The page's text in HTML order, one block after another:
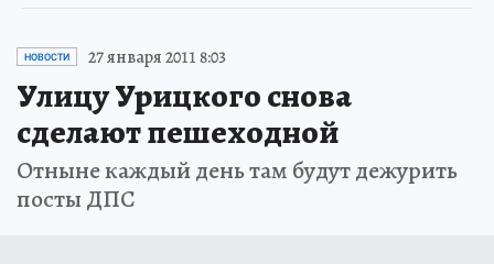
НОВОСТИ 27 января 2011 8:03
Улицу Урицкого снова
сделают пешеходной
Отныне каждый день там будут дежурить
посты ДПС